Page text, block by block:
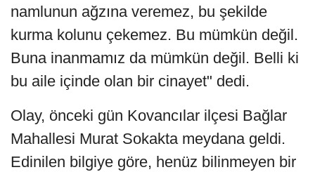
namlunun ağzına veremez, bu şekilde
kurma kolunu çekemez. Bu mümkün değil.
Buna inanmamız da mümkün değil. Belli ki
bu aile içinde olan bir cinayet" dedi.
Olay, önceki gün Kovancılar ilçesi Bağlar
Mahallesi Murat Sokakta meydana geldi.
Edinilen bilgiye göre, henüz bilinmeyen bir